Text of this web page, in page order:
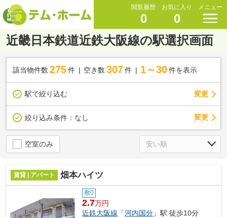
閲覧履歴
0
お気に入り
0
メニュー
近畿日本鉄道近鉄大阪線の駅選択画面
該当物件数 275件 空き数 307 件 1～30 件を表示
駅で絞り込む 変更
絞り込み条件： なし 変更
空室のみ
賃貸 | アパート 畑本ハイツ
敷0
2.7万円
近鉄大阪線 「河内国分 」駅 徒歩10分